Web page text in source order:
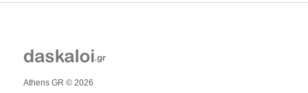
Athens GR © 2026